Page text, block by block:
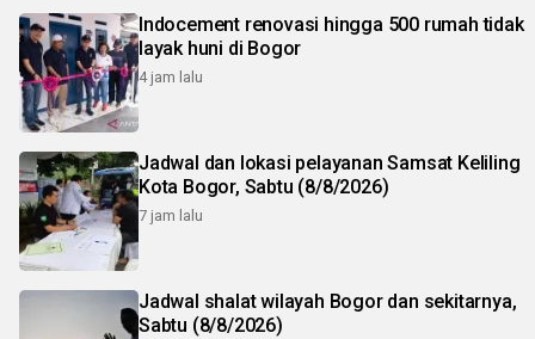
Indocement renovasi hingga 500 rumah tidak
layak huni di Bogor
4 jam lalu
Jadwal dan lokasi pelayanan Samsat Keliling
Kota Bogor, Sabtu (8/8/2026)
7 jam lalu
Jadwal shalat wilayah Bogor dan sekitarnya,
Sabtu (8/8/2026)